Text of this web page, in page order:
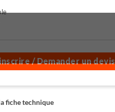
/ Demander un devis
fiche technique